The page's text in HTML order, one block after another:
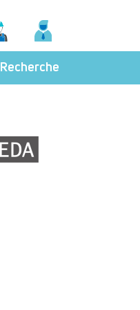
Recherche